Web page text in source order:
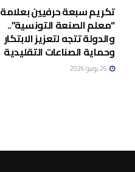
تكريم سبعة حرفيين بعلامة
“معلم الصنعة التونسية”..
والدولة تتجه لتعزيز الابتكار
وحماية الصناعات التقليدية